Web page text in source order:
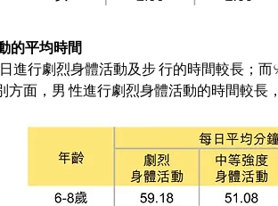
的平均時間
進行劇烈身體活動及步 行的時間較長；
面，男 性進行劇烈身體活動的時間較長